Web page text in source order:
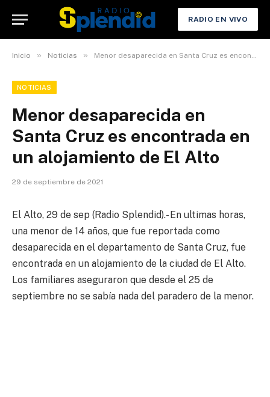
RADIO EN VIVO
Inicio » Noticias » Menor desaparecida en Santa Cruz es encontrada en un alojamiento de El Alto
NOTICIAS
Menor desaparecida en
Santa Cruz es encontrada en
un alojamiento de El Alto
29 de septiembre de 2021
El Alto, 29 de sep (Radio Splendid).- En ultimas horas,
una menor de 14 años, que fue reportada como
desaparecida en el departamento de Santa Cruz, fue
encontrada en un alojamiento de la ciudad de El Alto.
Los familiares aseguraron que desde el 25 de
septiembre no se sabía nada del paradero de la menor.